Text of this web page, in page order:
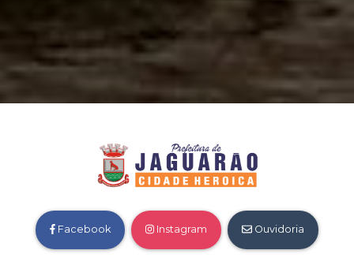
Facebook Instagram Ouvidoria